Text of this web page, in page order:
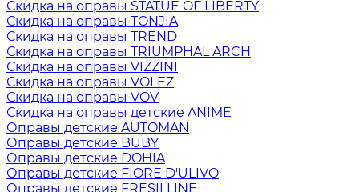
Скидка на оправы STATUE OF LIBERTY
Скидка на оправы TONJIA
Скидка на оправы TREND
Скидка на оправы TRIUMPHAL ARCH
Скидка на оправы VIZZINI
Скидка на оправы VOLEZ
Скидка на оправы VOV
Скидка на оправы детские ANIME
Оправы детские AUTOMAN
Оправы детские BUBY
Оправы детские DOHIA
Оправы детские FIORE D'ULIVO
Оправы детские FRESII LINE